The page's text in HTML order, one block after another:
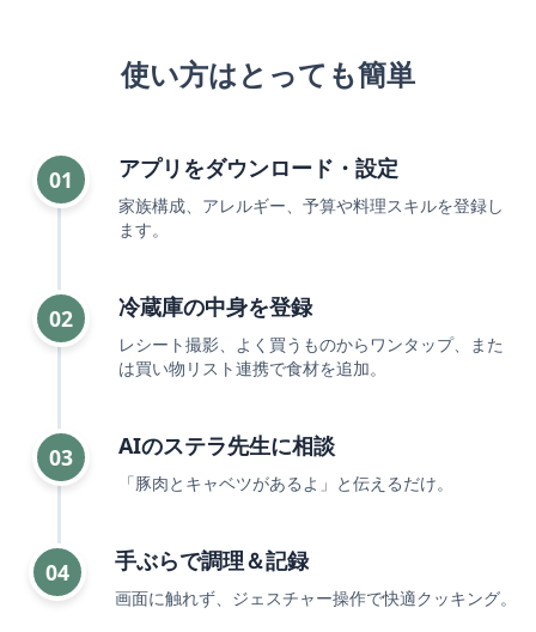
使い方はとっても簡単
01 アプリをダウンロード・設定
家族構成、アレルギー、予算や料理スキルを登録し
ます。
02 冷蔵庫の中身を登録
レシート撮影、よく買うものからワンタップ、また
は買い物リスト連携で食材を追加。
03 AIのステラ先生に相談
「豚肉とキャベツがあるよ」と伝えるだけ。
04 手ぶらで調理＆記録
画面に触れず、ジェスチャー操作で快適クッキング。